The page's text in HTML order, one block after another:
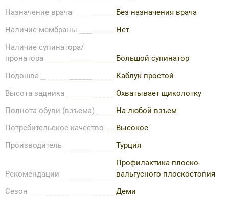
Назначение врача
Без назначения врача
Наличие мембраны
Нет
Наличие супинатора/
пронатора
Большой супинатор
Подошва
Каблук простой
Высота задника
Охватывает щиколотку
Полнота обуви (взъема)
На любой взъем
Потребительское качество
Высокое
Производитель
Турция
Рекомендации
Профилактика плоско-
вальгусного плоскостопия
Сезон
Деми